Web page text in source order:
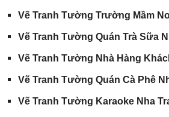
Vẽ Tranh Tường Trường Mầm
Vẽ Tranh Tường Quán Trà Sữa
Vẽ Tranh Tường Nhà Hàng
Vẽ Tranh Tường Quán Cà Phê
Vẽ Tranh Tường Karaoke Nha